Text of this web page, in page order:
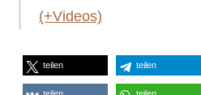
(+Videos)
teilen teilen